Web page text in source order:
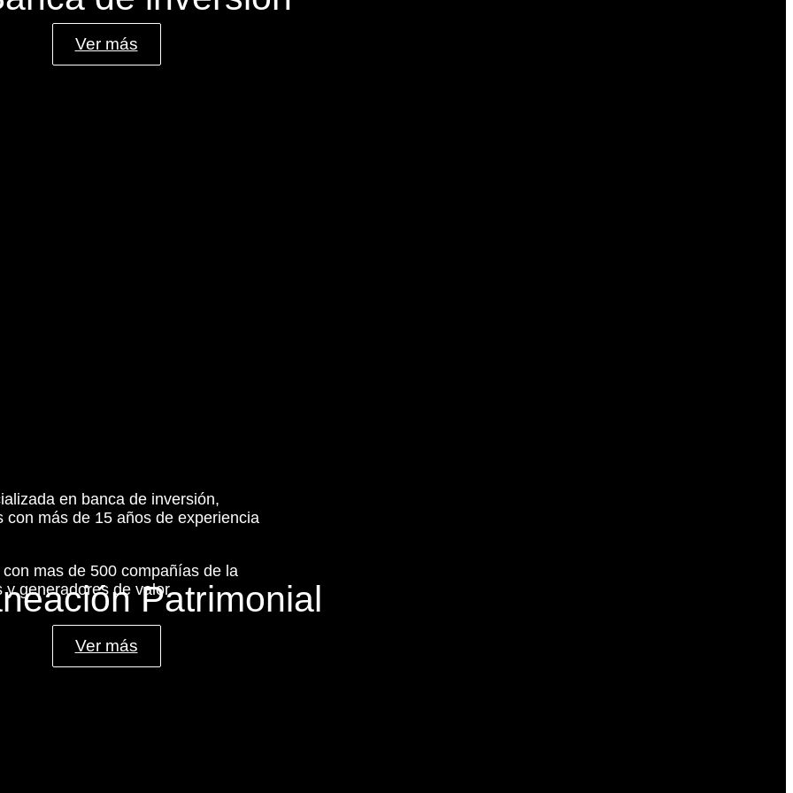
Ver más
Patrimonial
Ver más
en banca de inversión,
más de 15 años de experiencia
mas de 500 compañías de la
generadores de valor.